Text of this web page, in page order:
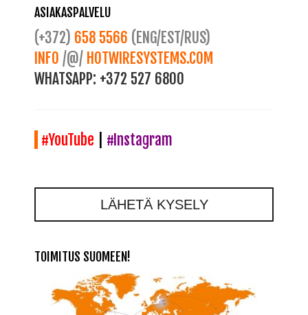
ASIAKASPALVELU
(+372) 658 5566 (ENG/EST/RUS)
INFO /@/ HOTWIRESYSTEMS.COM
WHATSAPP: +372 527 6800
#YouTube #Instagram
LÄHETÄ KYSELY
TOIMITUS SUOMEEN!